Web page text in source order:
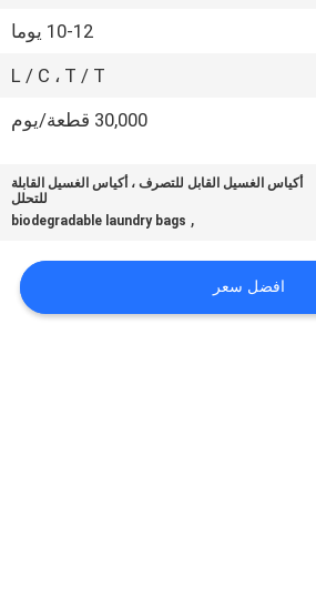
10-12 يوما
L / C ، T / T
30,000 قطعة/يوم
أكياس الغسيل القابل للتصرف ، أكياس الغسيل القابلة
للتحلل
,
biodegradable laundry bags
افضل سعر